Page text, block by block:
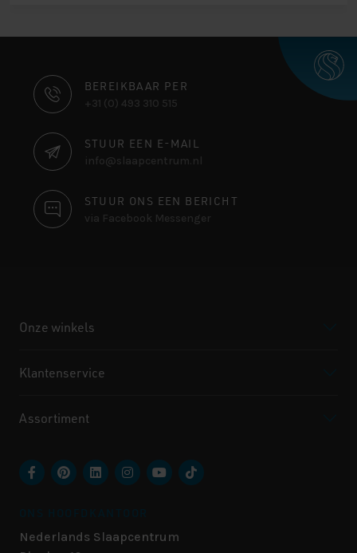
CONTACT
INFORMATIE
BEREIKBAAR PER
+31 (0) 493 310 515
STUUR EEN E-MAIL
info@slaapcentrum.nl
STUUR ONS EEN BERICHT
via Facebook Messenger
Onze winkels
Klantenservice
Assortiment
Nederlands Slaapcentrum